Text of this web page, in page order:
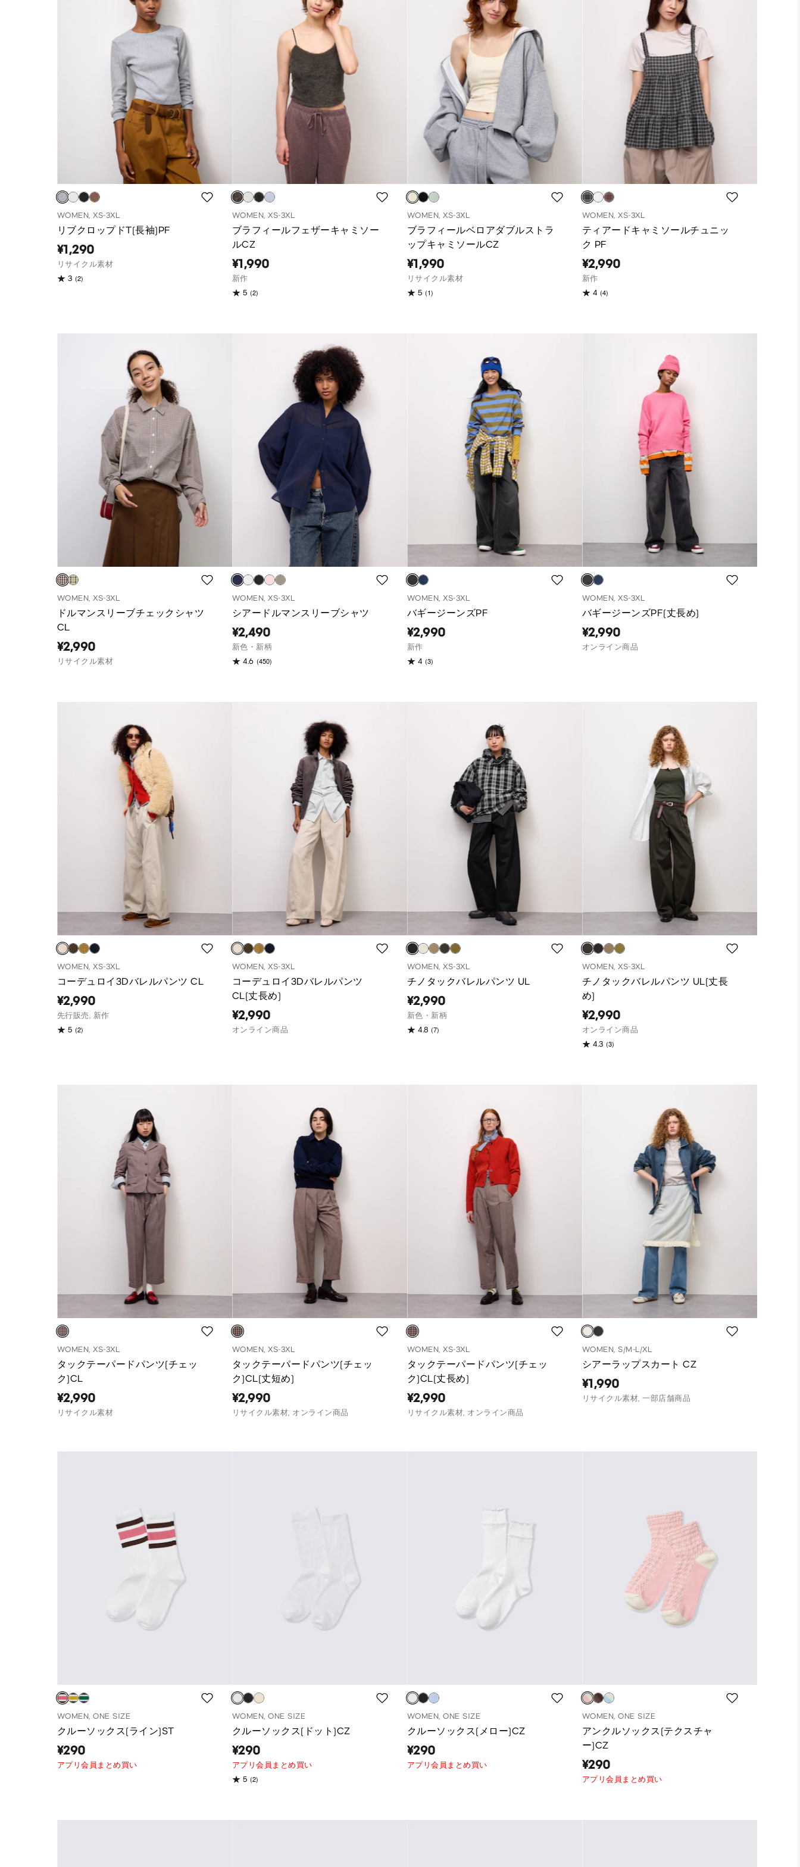
WOMEN, XS-3XL
リブクロップドT(長袖)PF
¥1,290
リサイクル素材
3 (2)
WOMEN, XS-3XL
ブラフィールフェザーキャミソー
ルCZ
¥1,990
新作
5 (2)
WOMEN, XS-3XL
ブラフィールベロアダブルストラ
ップキャミソールCZ
¥1,990
リサイクル素材
5 (1)
WOMEN, XS-3XL
ティアードキャミソールチュニッ
ク PF
¥2,990
新作
4 (4)
WOMEN, XS-3XL
ドルマンスリーブチェックシャツ
CL
¥2,990
リサイクル素材
WOMEN, XS-3XL
シアードルマンスリーブシャツ
¥2,490
新色・新柄
4.6 (450)
WOMEN, XS-3XL
バギージーンズPF
¥2,990
新作
4 (3)
WOMEN, XS-3XL
バギージーンズPF(丈長め)
¥2,990
オンライン商品
WOMEN, XS-3XL
コーデュロイ3Dバレルパンツ CL
¥2,990
先行販売, 新作
5 (2)
WOMEN, XS-3XL
コーデュロイ3Dバレルパンツ
CL(丈長め)
¥2,990
オンライン商品
WOMEN, XS-3XL
チノタックバレルパンツ UL
¥2,990
新色・新柄
4.8 (7)
WOMEN, XS-3XL
チノタックバレルパンツ UL(丈長
め)
¥2,990
オンライン商品
4.3 (3)
WOMEN, XS-3XL
タックテーパードパンツ(チェッ
ク)CL
¥2,990
リサイクル素材
WOMEN, XS-3XL
タックテーパードパンツ(チェッ
ク)CL(丈短め)
¥2,990
リサイクル素材, オンライン商品
WOMEN, XS-3XL
タックテーパードパンツ(チェッ
ク)CL(丈長め)
¥2,990
リサイクル素材, オンライン商品
WOMEN, S/M-L/XL
シアーラップスカート CZ
¥1,990
リサイクル素材, 一部店舗商品
WOMEN, ONE SIZE
クルーソックス(ライン)ST
¥290
アプリ会員まとめ買い
WOMEN, ONE SIZE
クルーソックス(ドット)CZ
¥290
アプリ会員まとめ買い
5 (2)
WOMEN, ONE SIZE
クルーソックス(メロー)CZ
¥290
アプリ会員まとめ買い
WOMEN, ONE SIZE
アンクルソックス(テクスチャ
ー)CZ
¥290
アプリ会員まとめ買い